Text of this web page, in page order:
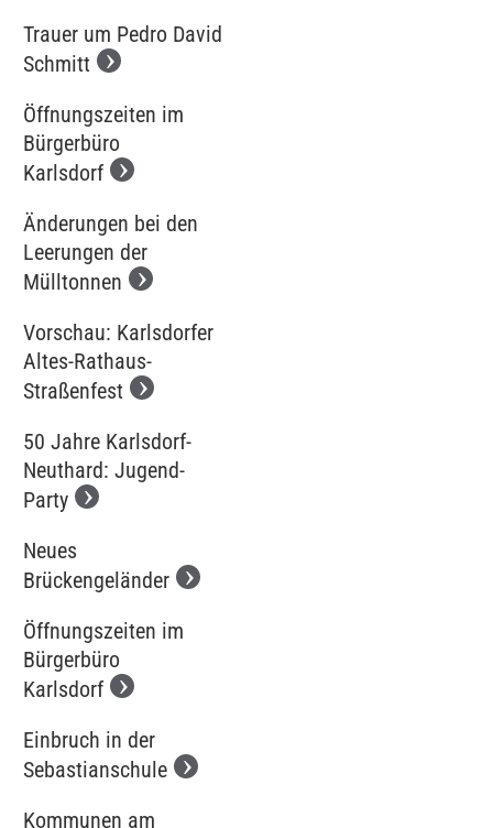
Trauer um Pedro David
Schmitt
Öffnungszeiten im
Bürgerbüro
Karlsdorf
Änderungen bei den
Leerungen der
Mülltonnen
Vorschau: Karlsdorfer
Altes-Rathaus-
Straßenfest
50 Jahre Karlsdorf-
Neuthard: Jugend-
Party
Neues
Brückengeländer
Öffnungszeiten im
Bürgerbüro
Karlsdorf
Einbruch in der
Sebastianschule
Kommunen am